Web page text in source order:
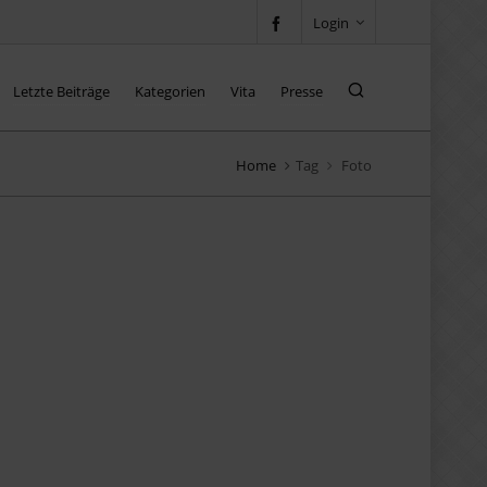
Login
Letzte Beiträge Kategorien Vita Presse
Home Tag Foto